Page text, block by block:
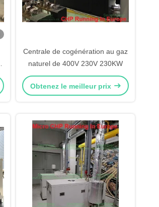
Centrale de cogénération au gaz
naturel de 400V 230V 230KW
Obtenez le meilleur prix